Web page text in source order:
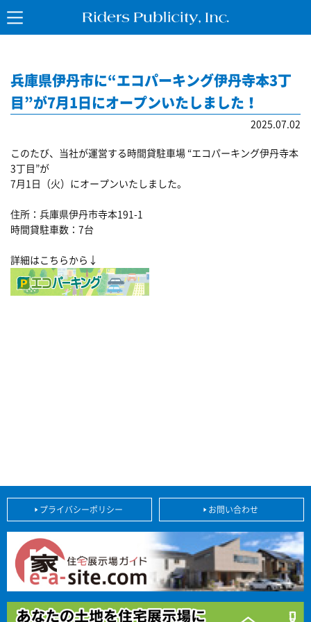
兵庫県伊丹市に“エコパーキング伊丹寺本3丁
目”が7月1日にオープンいたしました！
2025.07.02
このたび、当社が運営する時間貸駐車場 “エコパーキング伊丹寺本
3丁目”が
7月1日（火）にオープンいたしました。
住所：兵庫県伊丹市寺本191-1
時間貸駐車数：7台
詳細はこちらから↓
プライバシーポリシー お問い合わせ